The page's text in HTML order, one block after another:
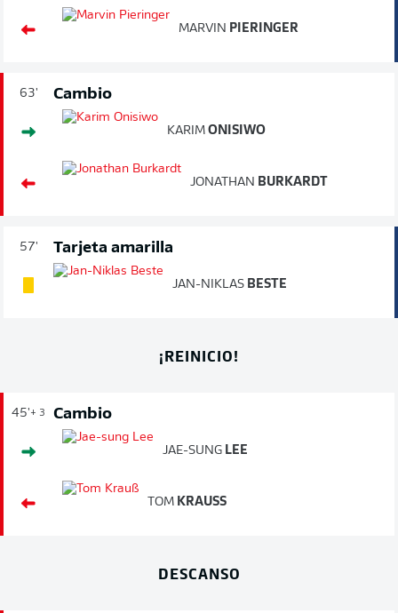
MARVIN PIERINGER
63' Cambio
KARIM ONISIWO
JONATHAN BURKARDT
57' Tarjeta amarilla
JAN-NIKLAS BESTE
¡REINICIO!
45'+ 3 Cambio
JAE-SUNG LEE
TOM KRAUSS
DESCANSO